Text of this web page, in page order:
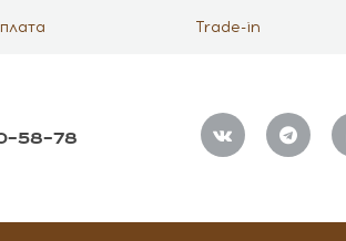
Trade-in